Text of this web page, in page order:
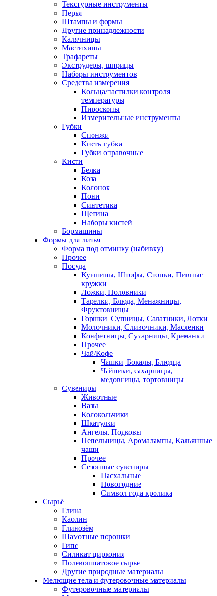
Текстурные инструменты
Перья
Штампы и формы
Другие принадлежности
Калячницы
Мастихины
Трафареты
Экструдеры, шприцы
Наборы инструментов
Средства измерения
Кольца/пастилки контроля
температуры
Пироскопы
Измерительные инструменты
Губки
Спонжи
Кисть-губка
Губки оправочные
Кисти
Белка
Коза
Колонок
Пони
Синтетика
Щетина
Наборы кистей
Бормашины
Формы для литья
Форма под отминку (набивку)
Прочее
Посуда
Кувшины, Штофы, Стопки, Пивные
кружки
Ложки, Половники
Тарелки, Блюда, Менажницы,
Фруктовницы
Горшки, Супницы, Салатники, Лотки
Молочники, Сливочники, Масленки
Конфетницы, Сухарницы, Креманки
Прочее
Чай/Кофе
Чашки, Бокалы, Блюдца
Чайники, сахарницы,
медовницы, тортовницы
Сувениры
Животные
Вазы
Колокольчики
Шкатулки
Ангелы, Подковы
Пепельницы, Аромалампы, Кальянные
чаши
Прочее
Сезонные сувениры
Пасхальные
Новогодние
Символ года кролика
Сырьё
Глина
Каолин
Глинозём
Шамотные порошки
Гипс
Силикат циркония
Полевошпатовое сырье
Другие природные материалы
Мелющие тела и футеровочные материалы
Футеровочные материалы